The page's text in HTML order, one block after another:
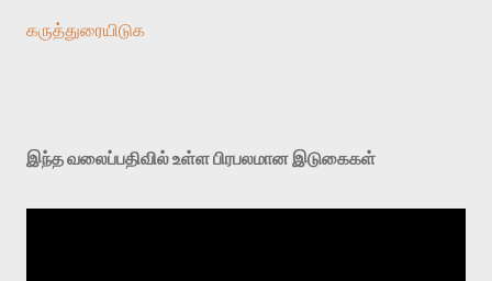
கருத்துரையிடுக
இந்த வலைப்பதிவில் உள்ள பிரபலமான இடுகைகள்